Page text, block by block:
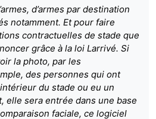
d’armes par destination
notamment. Et pour faire
contractuelles de stade que
grâce à la loi Larrivé. Si
la photo, par les
des personnes qui ont
du stade ou eu un
elle sera entrée dans une base
faciale, ce logiciel